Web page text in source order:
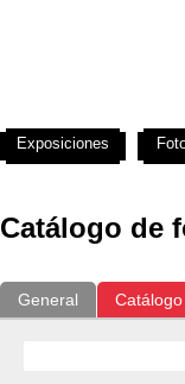
Catálogo de
General
Exposiciones